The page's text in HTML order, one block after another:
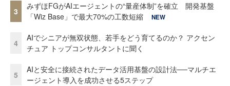
3
みずほFGがAIエージェントの“量産体制”を確立 開発基盤
「Wiz Base」で最大70%の工数短縮
NEW
4
AIでシニアが無双状態、若手をどう育てるのか？ アクセン
チュア トップコンサルタントに聞く
5
AIと安全に接続されたデータ活用基盤の設計法──マルチエ
ージェント導入を成功させる5ステップ